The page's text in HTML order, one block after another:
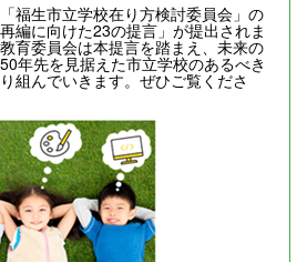
福生市立学校在り方検討委員会」の
編に向けた23の提言」が提出されま
育委員会は本提言を踏まえ、未来の
年先を見据えた市立学校のあるべき
組んでいきます。ぜひご覧くださ